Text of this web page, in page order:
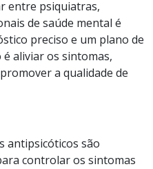
entre psiquiatras,
de saúde mental é
preciso e um plano de
aliviar os sintomas,
a qualidade de
antipsicóticos são
controlar os sintomas